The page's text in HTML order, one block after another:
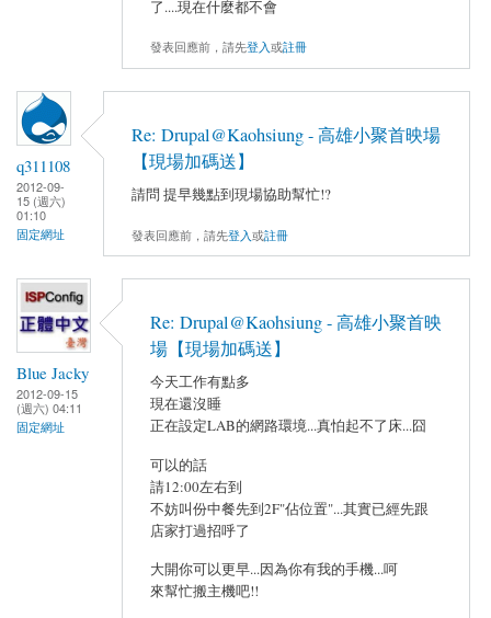
了....現在什麼都不會
發表回應前，請先登入或註冊
q311108
2012-09-
15 (週六)
01:10
固定網址
Re: Drupal@Kaohsiung - 高雄小聚首映場
【現場加碼送】
請問 提早幾點到現場協助幫忙!?
發表回應前，請先登入或註冊
Blue Jacky
2012-09-15
(週六) 04:11
固定網址
Re: Drupal@Kaohsiung - 高雄小聚首映
場【現場加碼送】
今天工作有點多
現在還沒睡
正在設定LAB的網路環境...真怕起不了床...囧
可以的話
請12:00左右到
不妨叫份中餐先到2F"佔位置"...其實已經先跟
店家打過招呼了
大開你可以更早...因為你有我的手機...呵
來幫忙搬主機吧!!